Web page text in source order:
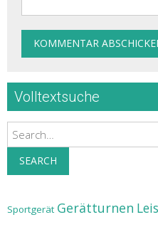
Volltextsuche
Search
SEARCH
Sportgerät Gerätturnen